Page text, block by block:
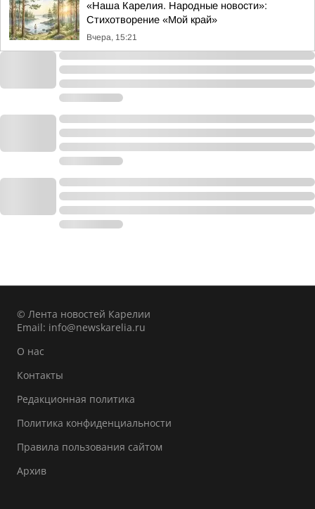
«Наша Карелия. Народные новости»:
Стихотворение «Мой край»
Вчера, 15:21
© Лента новостей Карелии
Email: info@newskarelia.ru
О нас
Контакты
Редакционная политика
Политика конфиденциальности
Правила пользования сайтом
Архив